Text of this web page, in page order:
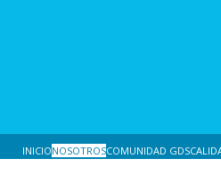
INICIONOSOTROSCOMUNIDAD GDS